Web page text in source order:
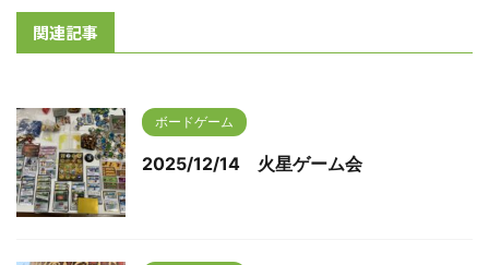
関連記事
ボードゲーム
2025/12/14 火星ゲーム会